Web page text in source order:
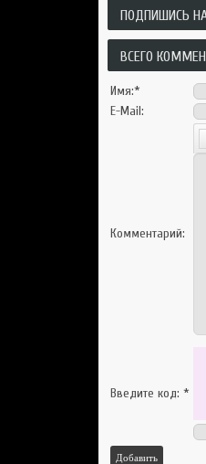
ПОДПИШИСЬ
ВСЕГО
Имя:*
E-Mail:
Комментарий:
Введите код: *
Добавить